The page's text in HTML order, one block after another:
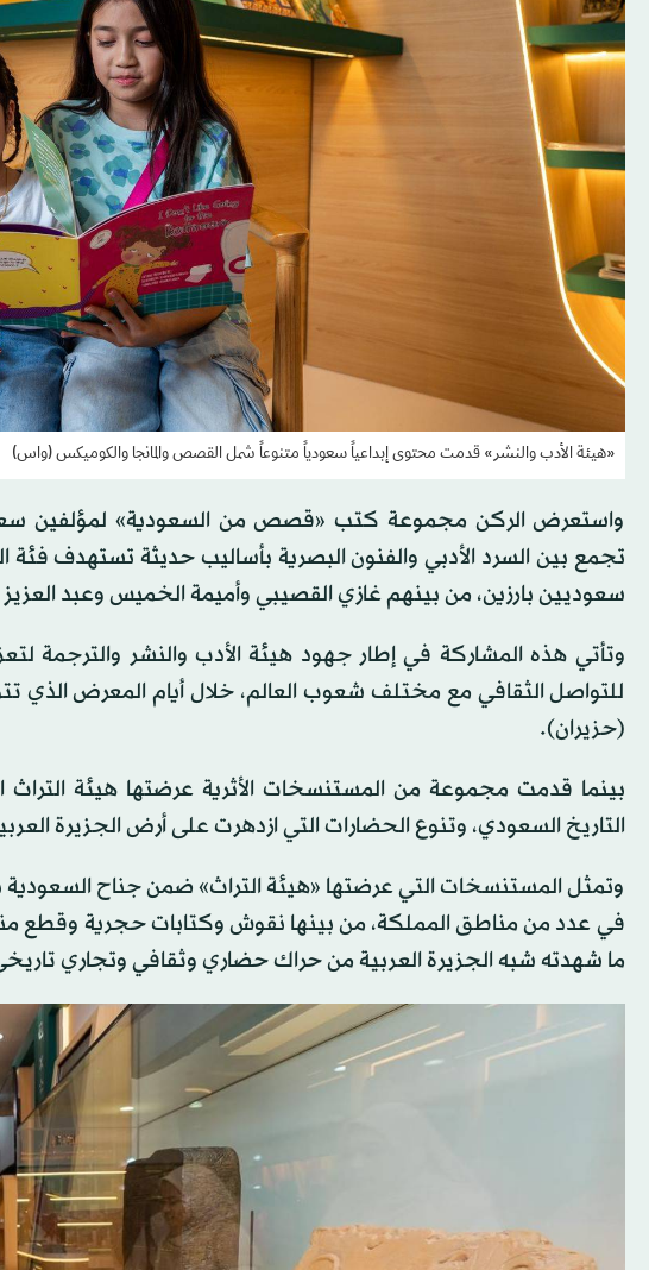
«هيئة الأدب والنشر» قدمت محتوى إبداعياً سعودياً متنوعاً شمل القصص والمانجا والكوميكس (واس)
واستعرض الركن مجموعة كتب «قصص من السعودية» لمؤلفين
تجمع بين السرد الأدبي والفنون البصرية بأساليب حديثة تستهدف
سعوديين بارزين، من بينهم غازي القصيبي وأميمة الخميس وعبد
وتأتي هذه المشاركة في إطار جهود هيئة الأدب والنشر والترجمة
للتواصل الثقافي مع مختلف شعوب العالم، خلال أيام المعرض الذي
(حزيران).
بينما قدمت مجموعة من المستنسخات الأثرية عرضتها هيئة
التاريخ السعودي، وتنوع الحضارات التي ازدهرت على أرض الجزيرة
وتمثل المستنسخات التي عرضتها «هيئة التراث» ضمن جناح السعودية
في عدد من مناطق المملكة، من بينها نقوش وكتابات حجرية وقطع
ما شهدته شبه الجزيرة العربية من حراك حضاري وثقافي وتجاري